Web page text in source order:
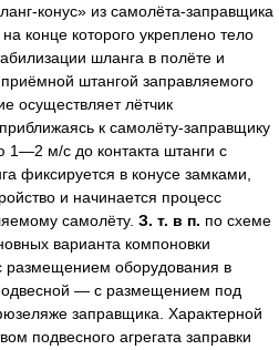
конус» из самолёта-заправщика
конце которого укреплено тело
шланга в полёте и
штангой заправляемого
осуществляет лётчик
к самолёту-заправщику
1—2 м/с до контакта штанги с
фиксируется в конусе замками,
и начинается процесс
самолёту. З. т. в п. по схеме
варианта компоновки
размещением оборудования в
— с размещением под
заправщика. Характерной
подвесного агрегата заправки